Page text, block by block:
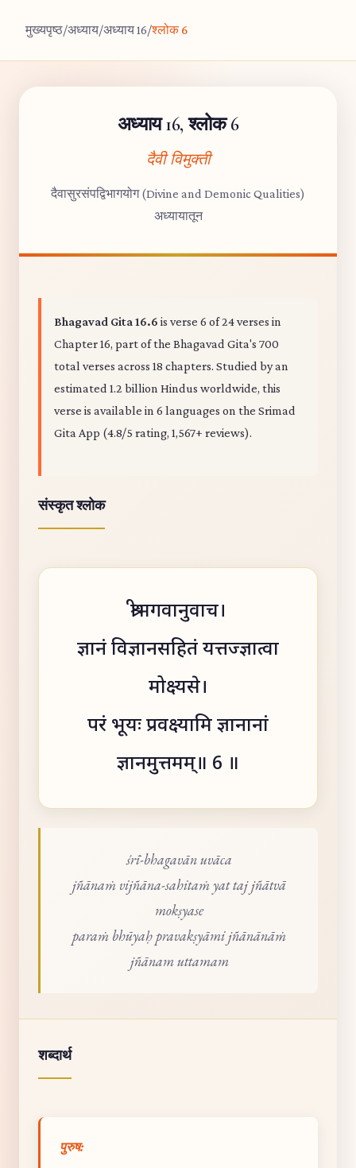
मुख्यपृष्ठ/अध्याय/अध्याय 16/श्लोक 6
अध्याय 16, श्लोक 6
दैवी विमुक्ती
दैवासुरसंपद्विभागयोग (Divine and Demonic Qualities)
अध्यायातून
Bhagavad Gita 16.6 is verse 6 of 24 verses in
Chapter 16, part of the Bhagavad Gita's 700
total verses across 18 chapters. Studied by an
estimated 1.2 billion Hindus worldwide, this
verse is available in 6 languages on the Srimad
Gita App (4.8/5 rating, 1,567+ reviews).
संस्कृत श्लोक
श्रीभगवानुवाच।
ज्ञानं विज्ञानसहितं यत्तज्ज्ञात्वा
मोक्ष्यसे।
परं भूयः प्रवक्ष्यामि ज्ञानानां
ज्ञानमुत्तमम्॥ 6 ॥
śrī-bhagavān uvāca
jñānaṁ vijñāna-sahitaṁ yat taj jñātvā
mokṣyase
paraṁ bhūyaḥ pravakṣyāmi jñānānāṁ
jñānam uttamam
शब्दार्थ
पुरुष: